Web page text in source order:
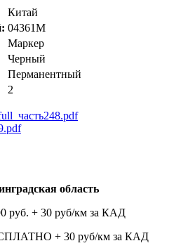
Китай
04361М
Маркер
Черный
Перманентный
2
область
руб. + 30 руб/км за КАД
+ 30 руб/км за КАД